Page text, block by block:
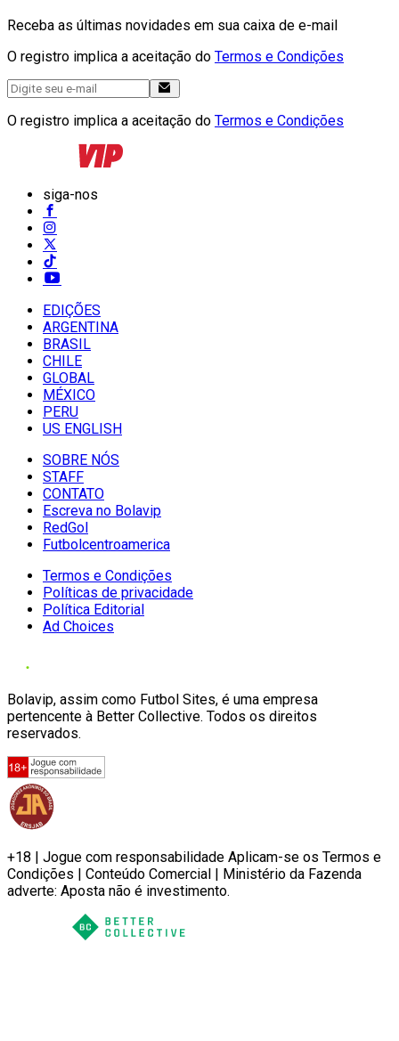
Receba as últimas novidades em sua caixa de e-mail
O registro implica a aceitação do Termos e Condições
O registro implica a aceitação do Termos e Condições
siga-nos
EDIÇÕES
ARGENTINA
BRASIL
CHILE
GLOBAL
MÉXICO
PERU
US ENGLISH
SOBRE NÓS
STAFF
CONTATO
Escreva no Bolavip
RedGol
Futbolcentroamerica
Termos e Condições
Políticas de privacidade
Política Editorial
Ad Choices
Bolavip, assim como Futbol Sites, é uma empresa
pertencente à Better Collective. Todos os direitos
reservados.
+18 | Jogue com responsabilidade Aplicam-se os Termos e
Condições | Conteúdo Comercial | Ministério da Fazenda
adverte: Aposta não é investimento.